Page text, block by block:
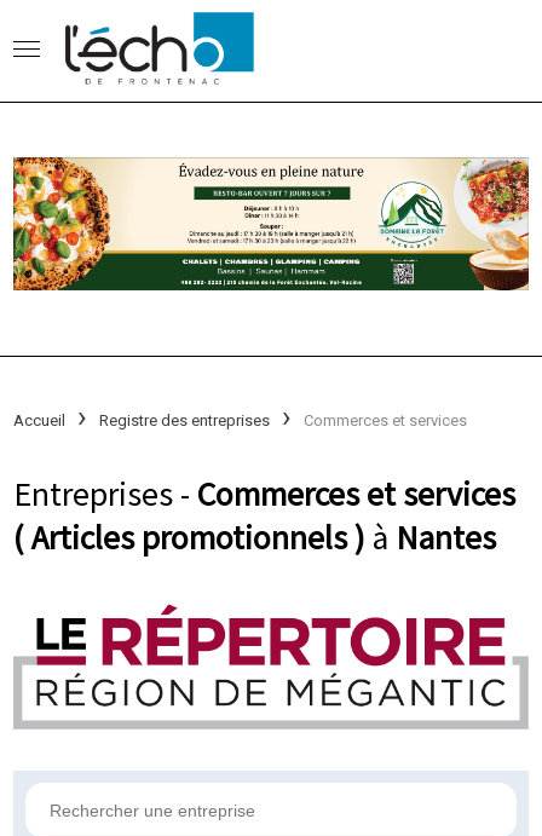
Accueil Registre des entreprises Commerces et services
Entreprises - Commerces et services
( Articles promotionnels ) à Nantes